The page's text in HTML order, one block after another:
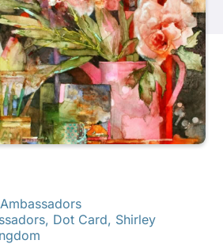
, Dot Card, Shirley